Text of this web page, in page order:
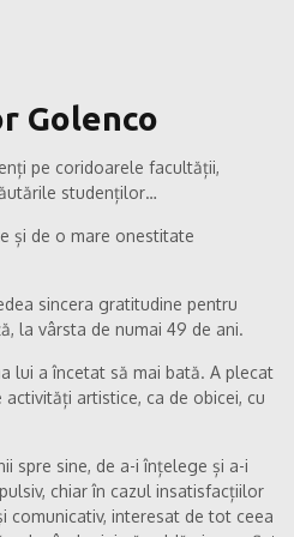
Golenco
pe coridoarele facultății,
studenților…
și de o mare onestitate
sincera gratitudine pentru
la vârsta de numai 49 de ani.
lui a încetat să mai bată. A plecat
artistice, ca de obicei, cu
spre sine, de a-i înțelege și a-i
chiar în cazul insatisfacțiilor
comunicativ, interesat de tot ceea